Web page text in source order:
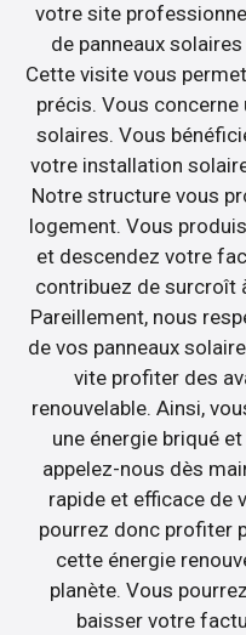
votre site
de panneaux
Cette visite vous
précis. Vous concerne
solaires. Vous
votre installation
Notre structure vous
logement. Vous
et descendez votre
contribuez de surcroît
Pareillement, nous
de vos panneaux
vite profiter des
renouvelable. Ainsi,
une énergie briqué
appelez-nous dès
rapide et efficace de
pourrez donc profiter
cette énergie
planète. Vous
baisser votre